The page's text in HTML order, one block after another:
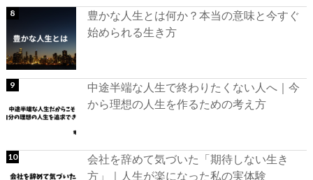
豊かな人生とは何か？本当の意味と今すぐ
始められる生き方
中途半端な人生で終わりたくない人へ｜今
から理想の人生を作るための考え方
会社を辞めて気づいた「期待しない生き
方」｜人生が楽になった私の実体験